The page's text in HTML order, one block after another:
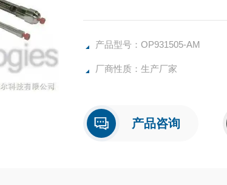
产品型号：OP931505-AM
厂商性质：生产厂家
产品咨询